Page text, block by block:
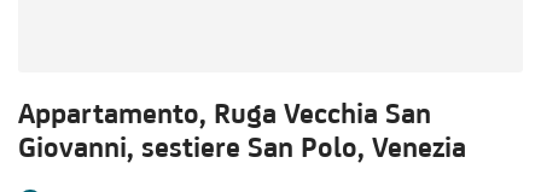
Appartamento, Ruga Vecchia San
Giovanni, sestiere San Polo, Venezia